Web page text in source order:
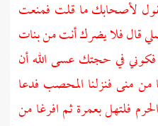
لأصحابك ما قلت فمنعت
قال فلا يضرك أنت من بنات
في حجتك عسى الله أن
منمنىفنزلنا المحصب فدعا
الحرم فلتهل بعمرة ثم افرغا من